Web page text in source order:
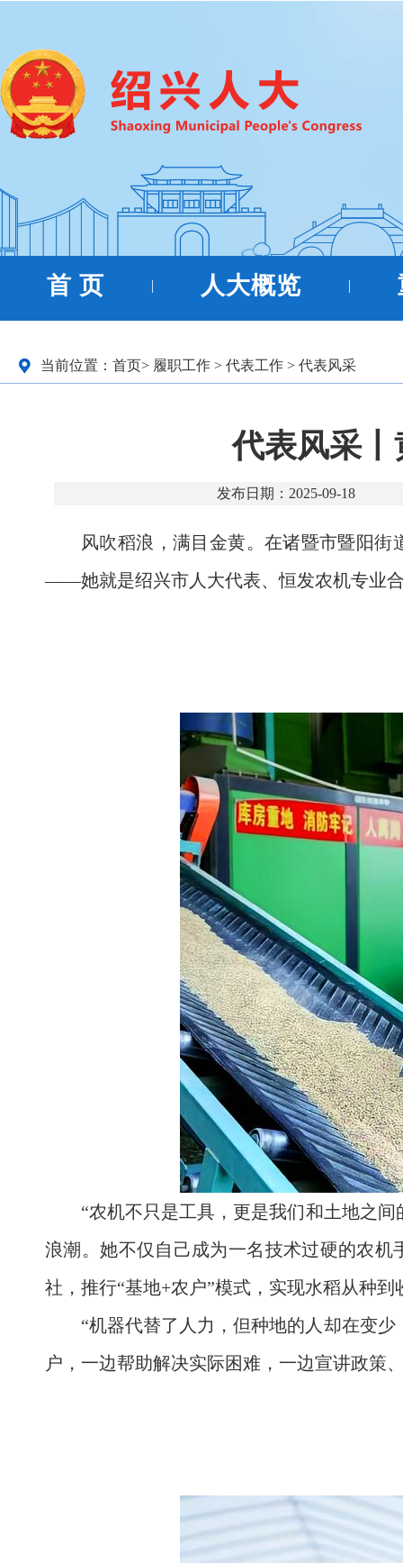
首 页 | 人大概览 |
当前位置： 首页> 履职工作 > 代表工作 > 代表风采
代表风采
发布日期：2025-09-18
风吹稻浪，满目金黄。在诸暨市暨阳
——她就是绍兴市人大代表、恒发农机专业
“农机不只是工具，更是我们和土地之
浪潮。她不仅自己成为一名技术过硬的农
社，推行“基地+农户”模式，实现水稻从种
“机器代替了人力，但种地的人却在变
户，一边帮助解决实际困难，一边宣讲政策